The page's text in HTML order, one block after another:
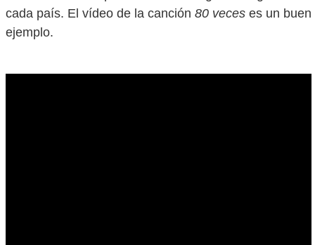
cada país. El vídeo de la canción 80 veces es un buen
ejemplo.